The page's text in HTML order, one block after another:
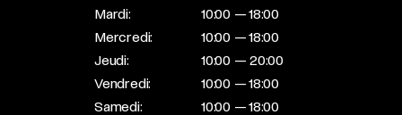
Mardi:
10:00 — 18:00
Mercredi:
10:00 — 18:00
Jeudi:
10:00 — 20:00
Vendredi:
10:00 — 18:00
Samedi:
10:00 — 18:00